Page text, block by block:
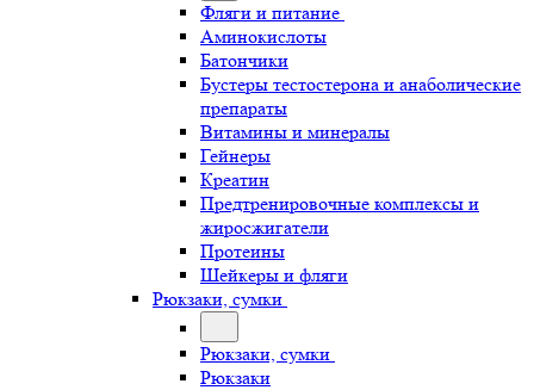
Фляги и питание
Аминокислоты
Батончики
Бустеры тестостерона и анаболические
препараты
Витамины и минералы
Гейнеры
Креатин
Предтренировочные комплексы и
жиросжигатели
Протеины
Шейкеры и фляги
Рюкзаки, сумки
Рюкзаки, сумки
Рюкзаки